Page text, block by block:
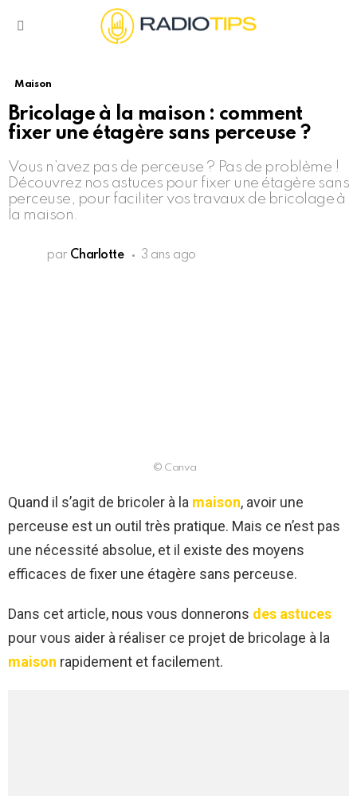
Maison
Bricolage à la maison : comment
fixer une étagère sans perceuse ?
Vous n’avez pas de perceuse ? Pas de problème !
Découvrez nos astuces pour fixer une étagère sans
perceuse, pour faciliter vos travaux de bricolage à
la maison.
par Charlotte 3 ans ago
© Canva
Quand il s’agit de bricoler à la maison, avoir une
perceuse est un outil très pratique. Mais ce n’est pas
une nécessité absolue, et il existe des moyens
efficaces de fixer une étagère sans perceuse.
Dans cet article, nous vous donnerons des astuces
pour vous aider à réaliser ce projet de bricolage à la
maison rapidement et facilement.